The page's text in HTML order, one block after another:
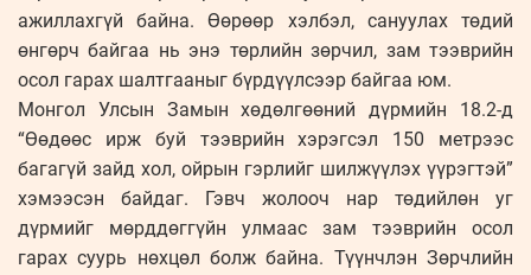
ажиллахгүй байна. Өөрөөр хэлбэл, сануулах төдий
өнгөрч байгаа нь энэ төрлийн зөрчил, зам тээврийн
осол гарах шалтгааныг бүрдүүлсээр байгаа юм.
Монгол Улсын Замын хөдөлгөөний дүрмийн 18.2-д
“Өөдөөс ирж буй тээврийн хэрэгсэл 150 метрээс
багагүй зайд хол, ойрын гэрлийг шилжүүлэх үүрэгтэй”
хэмээсэн байдаг. Гэвч жолооч нар төдийлөн уг
дүрмийг мөрддөггүйн улмаас зам тээврийн осол
гарах суурь нөхцөл болж байна. Түүнчлэн Зөрчлийн